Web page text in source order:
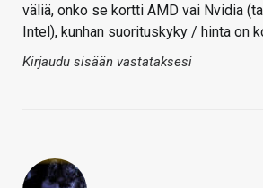
väliä, onko se kortti AMD vai Nvidia
Intel), kunhan suorituskyky / hinta on
Kirjaudu sisään vastataksesi